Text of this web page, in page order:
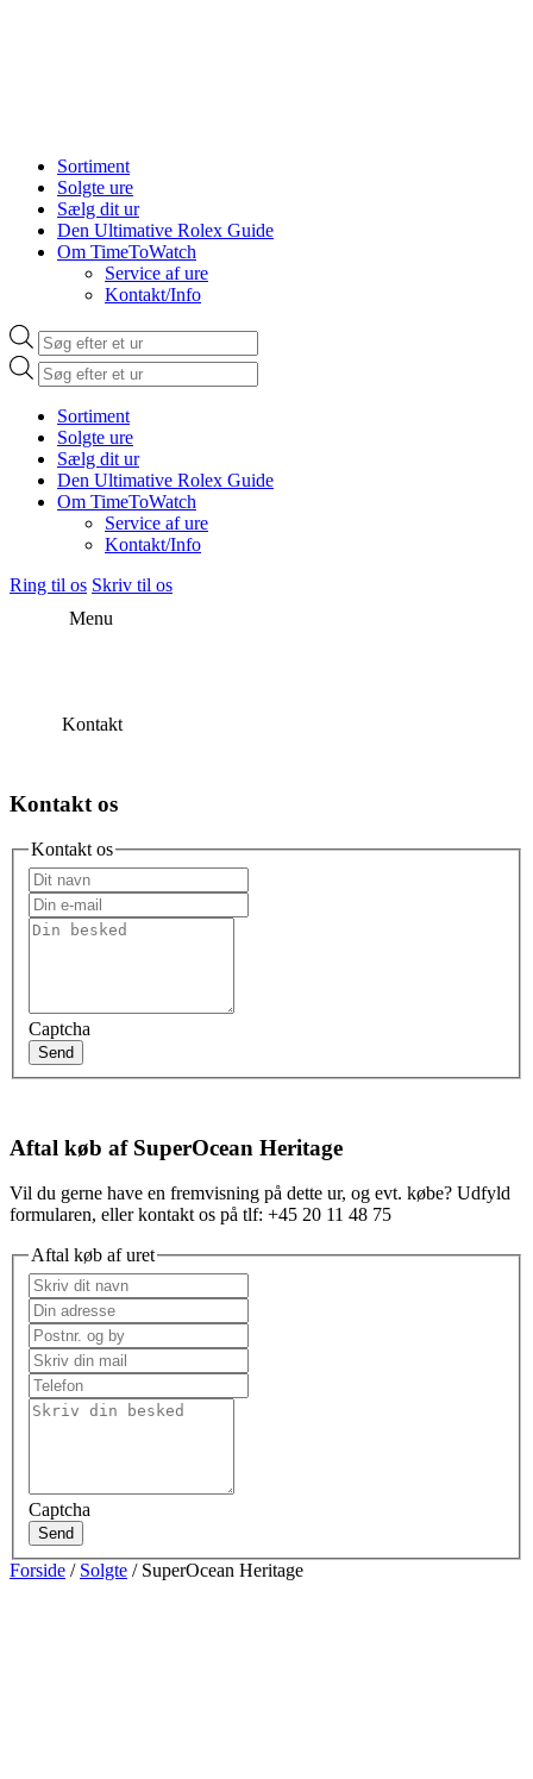
Sortiment
Solgte ure
Sælg dit ur
Den Ultimative Rolex Guide
Om TimeToWatch
Service af ure
Kontakt/Info
Products
search
Products
search
Sortiment
Solgte ure
Sælg dit ur
Den Ultimative Rolex Guide
Om TimeToWatch
Service af ure
Kontakt/Info
Ring til os Skriv til os
Menu
Kontakt
Kontakt os
Kontakt os
Captcha
Send
Aftal køb af SuperOcean Heritage
Vil du gerne have en fremvisning på dette ur, og evt. købe? Udfyld
formularen, eller kontakt os på tlf: +45 20 11 48 75
Aftal køb af uret
Captcha
Send
Forside / Solgte / SuperOcean Heritage